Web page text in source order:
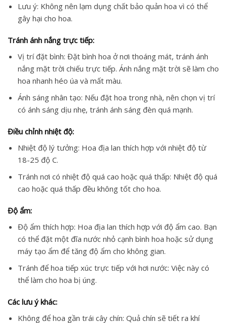
Lưu ý: Không nên lạm dụng chất bảo quản hoa vì có thể
gây hại cho hoa.
Tránh ánh nắng trực tiếp:
Vị trí đặt bình: Đặt bình hoa ở nơi thoáng mát, tránh ánh
nắng mặt trời chiếu trực tiếp. Ánh nắng mặt trời sẽ làm cho
hoa nhanh héo úa và mất màu.
Ánh sáng nhân tạo: Nếu đặt hoa trong nhà, nên chọn vị trí
có ánh sáng dịu nhẹ, tránh ánh sáng đèn quá mạnh.
Điều chỉnh nhiệt độ:
Nhiệt độ lý tưởng: Hoa địa lan thích hợp với nhiệt độ từ
18-25 độ C.
Tránh nơi có nhiệt độ quá cao hoặc quá thấp: Nhiệt độ quá
cao hoặc quá thấp đều không tốt cho hoa.
Độ ẩm:
Độ ẩm thích hợp: Hoa địa lan thích hợp với độ ẩm cao. Bạn
có thể đặt một đĩa nước nhỏ cạnh bình hoa hoặc sử dụng
máy tạo ẩm để tăng độ ẩm cho không gian.
Tránh để hoa tiếp xúc trực tiếp với hơi nước: Việc này có
thể làm cho hoa bị úng.
Các lưu ý khác:
Không để hoa gần trái cây chín: Quả chín sẽ tiết ra khí